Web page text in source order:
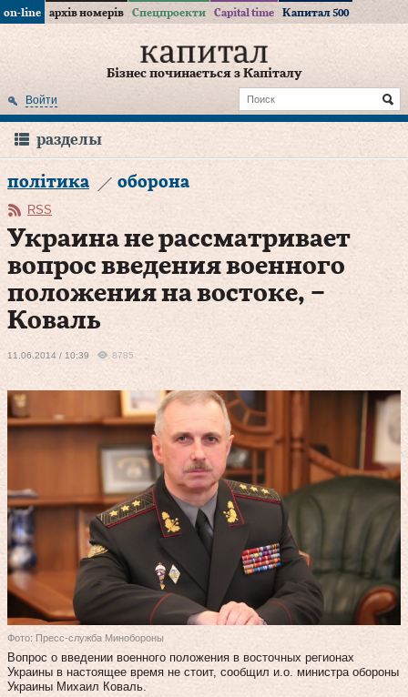
on-line архів номерів Спецпроекти Capital time Капитал 500
Бізнес починається з Капіталу
Войти
разделы
політика оборона
RSS
Украина не рассматривает
вопрос введения военного
положения на востоке, –
Коваль
11.06.2014 / 10:39 8785
Фото: Пресс-служба Минобороны
Вопрос о введении военного положения в восточных регионах
Украины в настоящее время не стоит, сообщил и.о. министра обороны
Украины Михаил Коваль.